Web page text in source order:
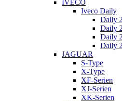
IVECO
Iveco Daily
Daily
Daily
Daily
Daily
JAGUAR
S-Type
X-Type
XF-Serien
XJ-Serien
XK-Serien